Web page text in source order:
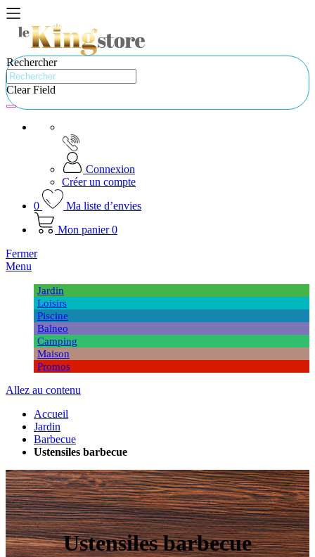
Rechercher
Clear Field
Connexion
Créer un compte
0
Ma liste d’envies
Mon panier 0
Fermer
Menu
Jardin
Loisirs
Piscine
Balneo
Camping
Maison
Promos
Allez au contenu
Accueil
Jardin
Barbecue
Ustensiles barbecue
Ustensiles barbecue